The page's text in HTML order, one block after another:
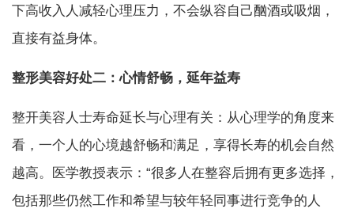
下高收入人减轻心理压力，不会纵容自己酗酒或吸烟，
直接有益身体。
整形美容好处二：心情舒畅，延年益寿
整开美容人士寿命延长与心理有关：从心理学的角度来
看，一个人的心境越舒畅和满足，享得长寿的机会自然
越高。医学教授表示：“很多人在整容后拥有更多选择，
包括那些仍然工作和希望与较年轻同事进行竞争的人